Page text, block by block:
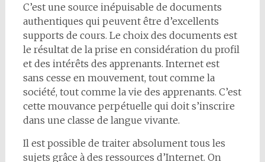
C’est une source inépuisable de documents
authentiques qui peuvent être d’excellents
supports de cours. Le choix des documents est
le résultat de la prise en considération du profil
et des intérêts des apprenants. Internet est
sans cesse en mouvement, tout comme la
société, tout comme la vie des apprenants. C’est
cette mouvance perpétuelle qui doit s’inscrire
dans une classe de langue vivante.
Il est possible de traiter absolument tous les
sujets grâce à des ressources d’Internet. On